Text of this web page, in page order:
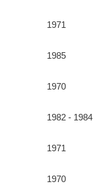
1971
1985
1970
1982 - 1984
1971
1970